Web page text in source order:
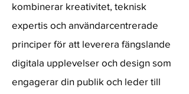
kombinerar kreativitet, teknisk
expertis och användarcentrerade
principer för att leverera fängslande
digitala upplevelser och design som
engagerar din publik och leder till